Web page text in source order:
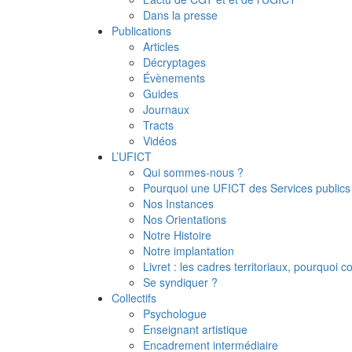
Dans la presse
Publications
Articles
Décryptages
Évènements
Guides
Journaux
Tracts
Vidéos
L’UFICT
Qui sommes-nous ?
Pourquoi une UFICT des Services
Nos Instances
Nos Orientations
Notre Histoire
Notre implantation
Livret : les cadres territoriaux, pourquoi
Se syndiquer ?
Collectifs
Psychologue
Enseignant artistique
Encadrement intermédiaire